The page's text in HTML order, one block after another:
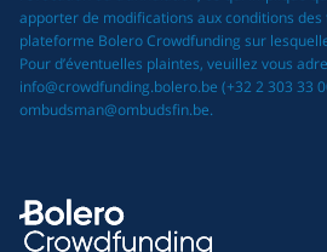
apporter de modifications aux conditions des
plateforme Bolero Crowdfunding sur
Pour d’éventuelles plaintes, veuillez vous
info@crowdfunding.bolero.be (+32 2 303 33
ombudsman@ombudsfin.be.